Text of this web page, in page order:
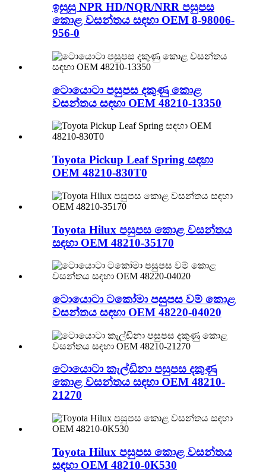
ඉසුසු NPR HD/NQR/NRR පසුපස
කොළ වසන්තය සඳහා OEM 8-98006-
956-0
ටොයොටා පසුපස දකුණු කොළ
වසන්තය සඳහා OEM 48210-13350
Toyota Pickup Leaf Spring සඳහා
OEM 48210-830T0
Toyota Hilux පසුපස කොළ වසන්තය
සඳහා OEM 48210-35170
ටොයොටා ටකෝමා පසුපස වම් කොළ
වසන්තය සඳහා OEM 48220-04020
ටොයොටා කැල්ඩිනා පසුපස දකුණු
කොළ වසන්තය සඳහා OEM 48210-
21270
Toyota Hilux පසුපස කොළ වසන්තය
සඳහා OEM 48210-0K530